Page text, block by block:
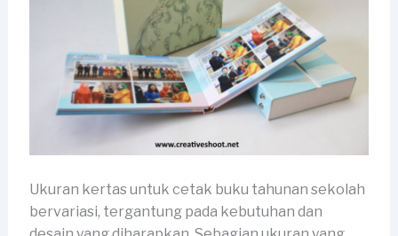
Ukuran kertas untuk cetak buku tahunan sekolah
bervariasi, tergantung pada kebutuhan dan